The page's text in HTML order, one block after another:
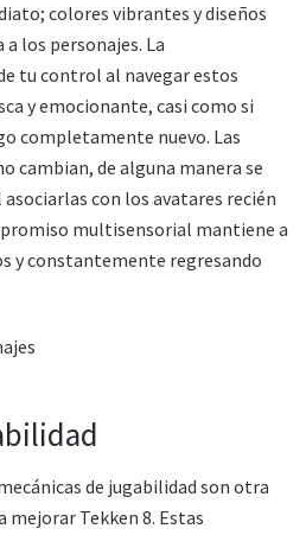
colores vibrantes y diseños
los personajes. La
tu control al navegar estos
y emocionante, casi como si
completamente nuevo. Las
cambian, de alguna manera se
con los avatares recién
multisensorial mantiene a
y constantemente regresando
de jugabilidad son otra
mejorar Tekken 8. Estas